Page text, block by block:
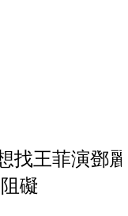
找王菲演鄧麗
礙